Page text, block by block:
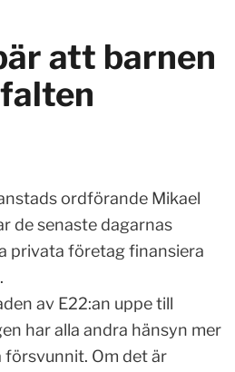
att barnen
ordförande Mikael
de senaste dagarnas
privata företag finansiera
av E22:an uppe till
har alla andra hänsyn mer
Om det är